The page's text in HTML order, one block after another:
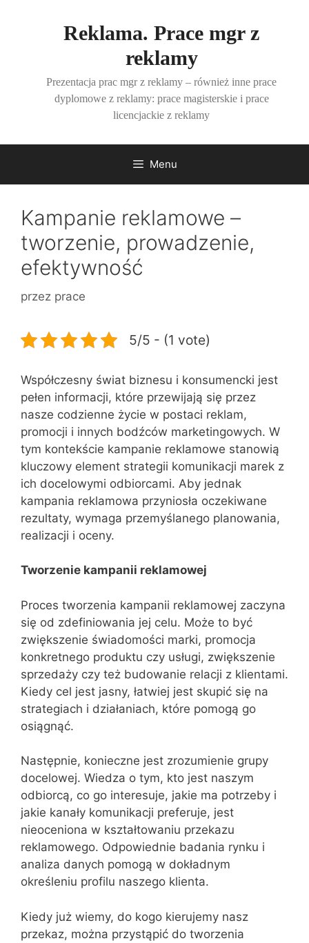
Reklama. Prace mgr z
reklamy
Prezentacja prac mgr z reklamy – również inne prace
dyplomowe z reklamy: prace magisterskie i prace
licencjackie z reklamy
Menu
Kampanie reklamowe –
tworzenie, prowadzenie,
efektywność
przez prace
5/5 - (1 vote)
Współczesny świat biznesu i konsumencki jest
pełen informacji, które przewijają się przez
nasze codzienne życie w postaci reklam,
promocji i innych bodźców marketingowych. W
tym kontekście kampanie reklamowe stanowią
kluczowy element strategii komunikacji marek z
ich docelowymi odbiorcami. Aby jednak
kampania reklamowa przyniosła oczekiwane
rezultaty, wymaga przemyślanego planowania,
realizacji i oceny.
Tworzenie kampanii reklamowej
Proces tworzenia kampanii reklamowej zaczyna
się od zdefiniowania jej celu. Może to być
zwiększenie świadomości marki, promocja
konkretnego produktu czy usługi, zwiększenie
sprzedaży czy też budowanie relacji z klientami.
Kiedy cel jest jasny, łatwiej jest skupić się na
strategiach i działaniach, które pomogą go
osiągnąć.
Następnie, konieczne jest zrozumienie grupy
docelowej. Wiedza o tym, kto jest naszym
odbiorcą, co go interesuje, jakie ma potrzeby i
jakie kanały komunikacji preferuje, jest
nieoceniona w kształtowaniu przekazu
reklamowego. Odpowiednie badania rynku i
analiza danych pomogą w dokładnym
określeniu profilu naszego klienta.
Kiedy już wiemy, do kogo kierujemy nasz
przekaz, można przystąpić do tworzenia